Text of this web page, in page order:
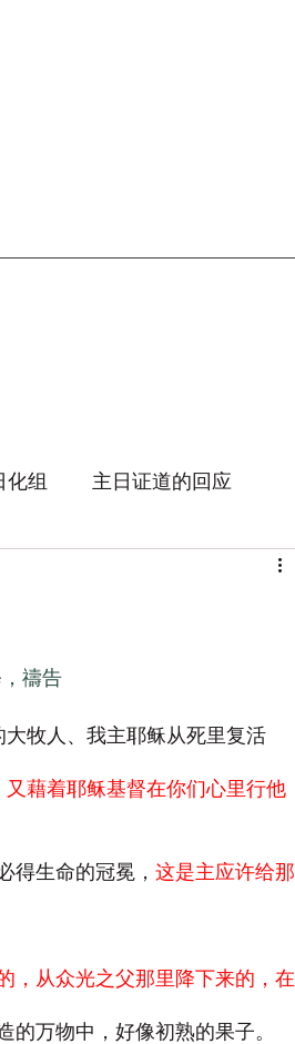
化组 主日证道的回应
禱告
大牧人、我主耶稣从死里复活
藉着耶稣基督在你们心里行他
得生命的冠冕， 这是主应许给那
，从众光之父那里降下来的，在
的万物中，好像初熟的果子。